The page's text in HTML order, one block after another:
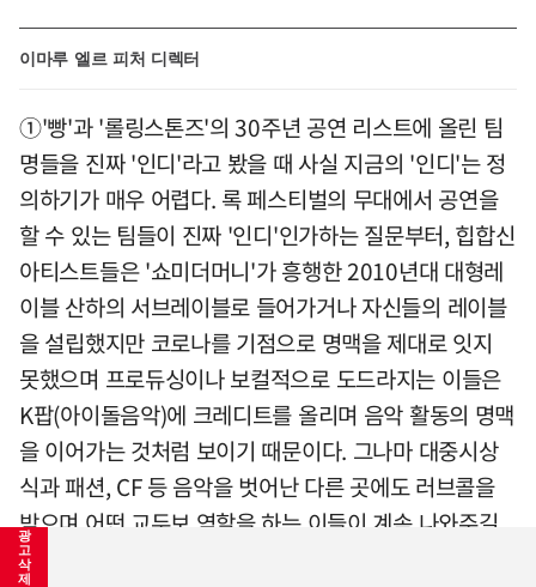
이마루 엘르 피처 디렉터
①'빵'과 '롤링스톤즈'의 30주년 공연 리스트에 올린 팀
명들을 진짜 '인디'라고 봤을 때 사실 지금의 '인디'는 정
의하기가 매우 어렵다. 록 페스티벌의 무대에서 공연을
할 수 있는 팀들이 진짜 '인디'인가하는 질문부터, 힙합신
아티스트들은 '쇼미더머니'가 흥행한 2010년대 대형레
이블 산하의 서브레이블로 들어가거나 자신들의 레이블
을 설립했지만 코로나를 기점으로 명맥을 제대로 잇지
못했으며 프로듀싱이나 보컬적으로 도드라지는 이들은
K팝(아이돌음악)에 크레디트를 올리며 음악 활동의 명맥
을 이어가는 것처럼 보이기 때문이다. 그나마 대중시상
식과 패션, CF 등 음악을 벗어난 다른 곳에도 러브콜을
받으며 어떤 교두보 역할을 하는 이들이 계속 나와주길
바란다.
광
고
삭
제